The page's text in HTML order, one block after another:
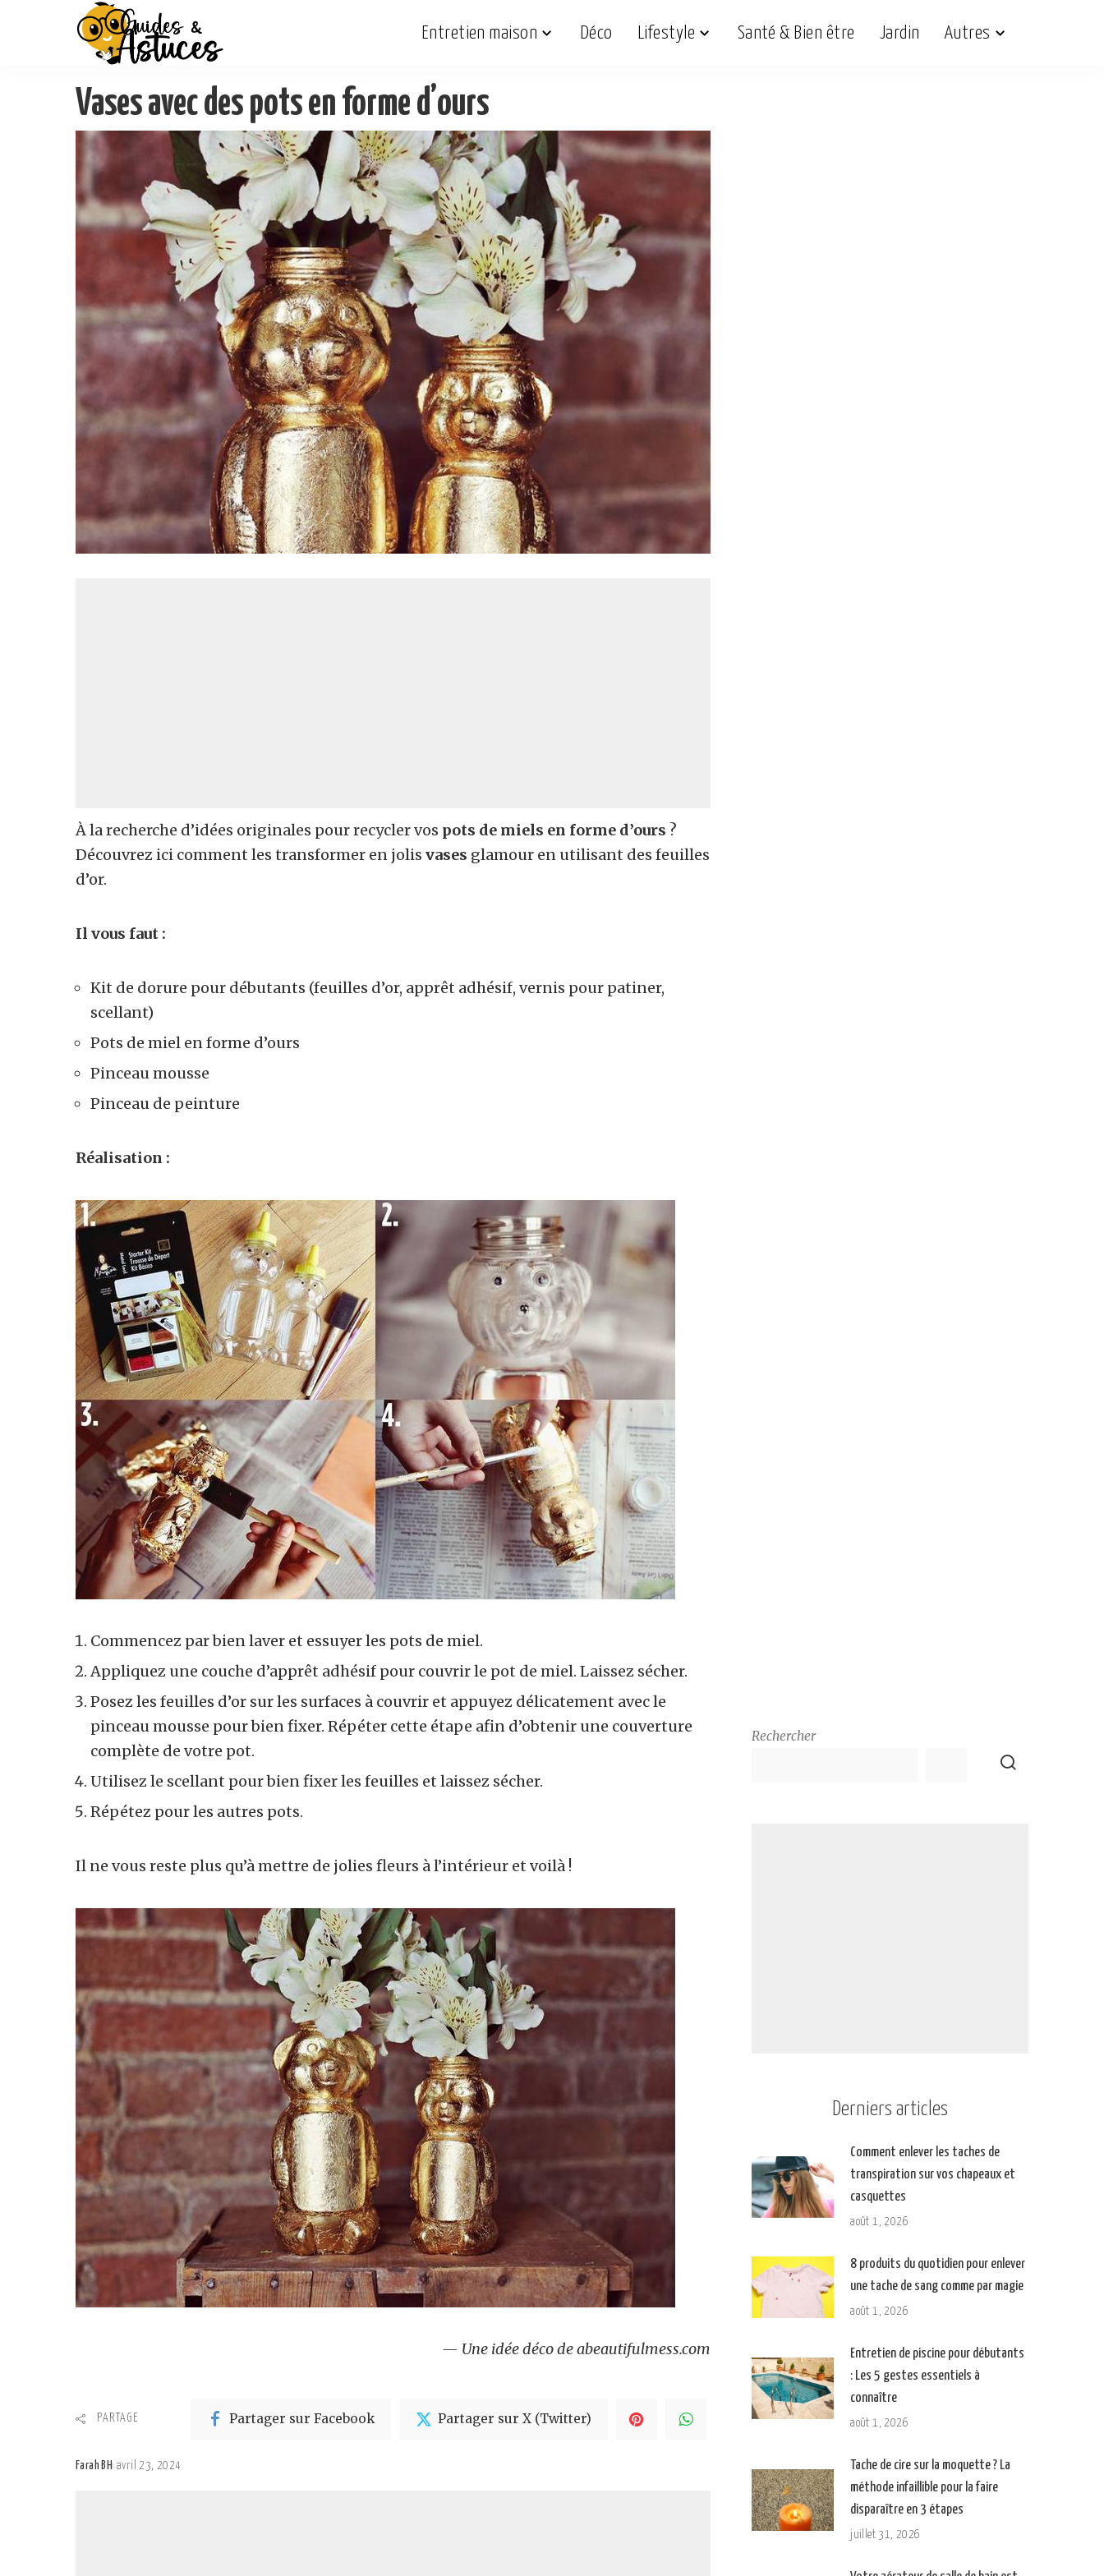
Entretien maison Déco Lifestyle Santé & Bien être Jardin Autres
Vases avec des pots en forme d’ours
À la recherche d’idées originales pour recycler vos pots de miels en forme d’ours ?
Découvrez ici comment les transformer en jolis vases glamour en utilisant des feuilles
d’or.
Il vous faut :
Kit de dorure pour débutants (feuilles d’or, apprêt adhésif, vernis pour patiner,
scellant)
Pots de miel en forme d’ours
Pinceau mousse
Pinceau de peinture
Réalisation :
Commencez par bien laver et essuyer les pots de miel.
Appliquez une couche d’apprêt adhésif pour couvrir le pot de miel. Laissez sécher.
Posez les feuilles d’or sur les surfaces à couvrir et appuyez délicatement avec le
pinceau mousse pour bien fixer. Répéter cette étape afin d’obtenir une couverture
complète de votre pot.
Utilisez le scellant pour bien fixer les feuilles et laissez sécher.
Répétez pour les autres pots.
Il ne vous reste plus qu’à mettre de jolies fleurs à l’intérieur et voilà !
— Une idée déco de abeautifulmess.com
PARTAGE Partager sur Facebook Partager sur X (Twitter)
Farah BH avril 23, 2024
Rechercher
Derniers articles
Comment enlever les taches de
transpiration sur vos chapeaux et
casquettes
août 1, 2026
8 produits du quotidien pour enlever
une tache de sang comme par magie
août 1, 2026
Entretien de piscine pour débutants
: Les 5 gestes essentiels à
connaître
août 1, 2026
Tache de cire sur la moquette ? La
méthode infaillible pour la faire
disparaître en 3 étapes
juillet 31, 2026